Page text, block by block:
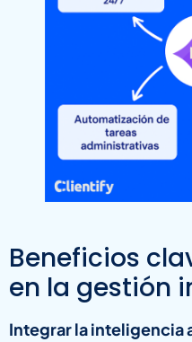
Beneficios
en la gestión
Integrar la inteligencia